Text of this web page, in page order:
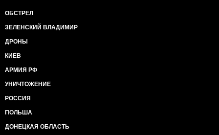
ОБСТРЕЛ
ЗЕЛЕНСКИЙ ВЛАДИМИР
ДРОНЫ
КИЕВ
АРМИЯ РФ
УНИЧТОЖЕНИЕ
РОССИЯ
ПОЛЬША
ДОНЕЦКАЯ ОБЛАСТЬ